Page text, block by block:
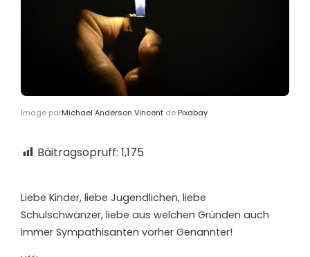
Image parMichael Anderson Vincent de Pixabay
Bäitragsopruff: 1,175
Liebe Kinder, liebe Jugendlichen, liebe
Schulschwänzer, liebe aus welchen Gründen auch
immer Sympathisanten vorher Genannter!